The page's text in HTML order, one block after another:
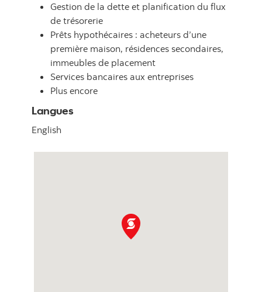
Gestion de la dette et planification du flux
de trésorerie
Prêts hypothécaires : acheteurs d’une
première maison, résidences secondaires,
immeubles de placement
Services bancaires aux entreprises
Plus encore
Langues
English